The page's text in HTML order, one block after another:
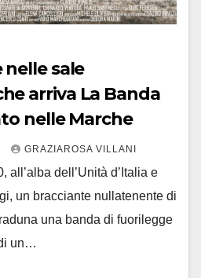
sale
arriva La Banda
nelle Marche
GRAZIAROSA VILLANI
all’alba dell’Unità d’Italia e
un bracciante nullatenente di
una banda di fuorilegge
un…